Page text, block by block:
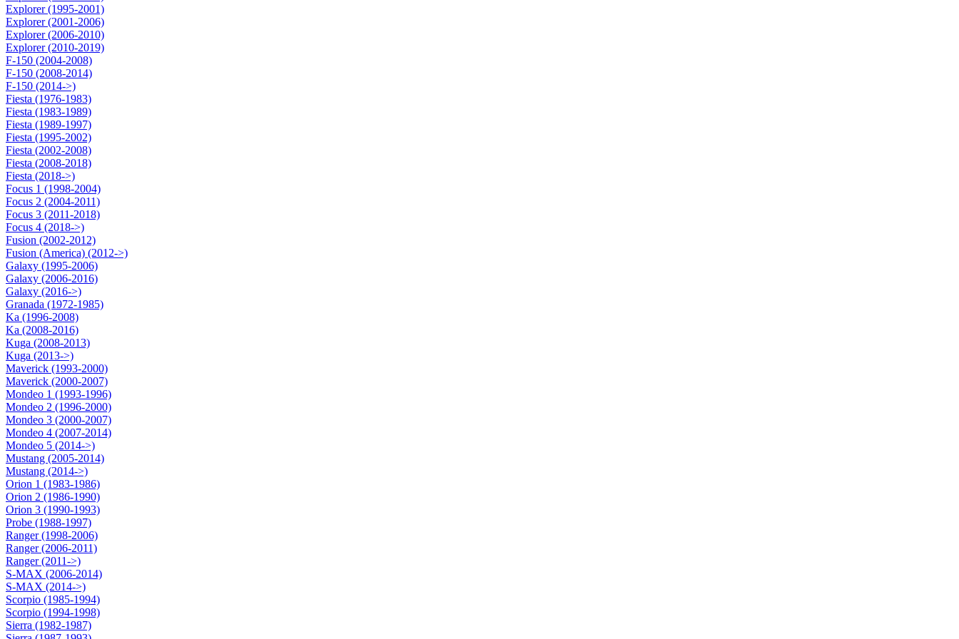
Explorer (1995-2001)
Explorer (2001-2006)
Explorer (2006-2010)
Explorer (2010-2019)
F-150 (2004-2008)
F-150 (2008-2014)
F-150 (2014->)
Fiesta (1976-1983)
Fiesta (1983-1989)
Fiesta (1989-1997)
Fiesta (1995-2002)
Fiesta (2002-2008)
Fiesta (2008-2018)
Fiesta (2018->)
Focus 1 (1998-2004)
Focus 2 (2004-2011)
Focus 3 (2011-2018)
Focus 4 (2018->)
Fusion (2002-2012)
Fusion (America) (2012->)
Galaxy (1995-2006)
Galaxy (2006-2016)
Galaxy (2016->)
Granada (1972-1985)
Ka (1996-2008)
Ka (2008-2016)
Kuga (2008-2013)
Kuga (2013->)
Maverick (1993-2000)
Maverick (2000-2007)
Mondeo 1 (1993-1996)
Mondeo 2 (1996-2000)
Mondeo 3 (2000-2007)
Mondeo 4 (2007-2014)
Mondeo 5 (2014->)
Mustang (2005-2014)
Mustang (2014->)
Orion 1 (1983-1986)
Orion 2 (1986-1990)
Orion 3 (1990-1993)
Probe (1988-1997)
Ranger (1998-2006)
Ranger (2006-2011)
Ranger (2011->)
S-MAX (2006-2014)
S-MAX (2014->)
Scorpio (1985-1994)
Scorpio (1994-1998)
Sierra (1982-1987)